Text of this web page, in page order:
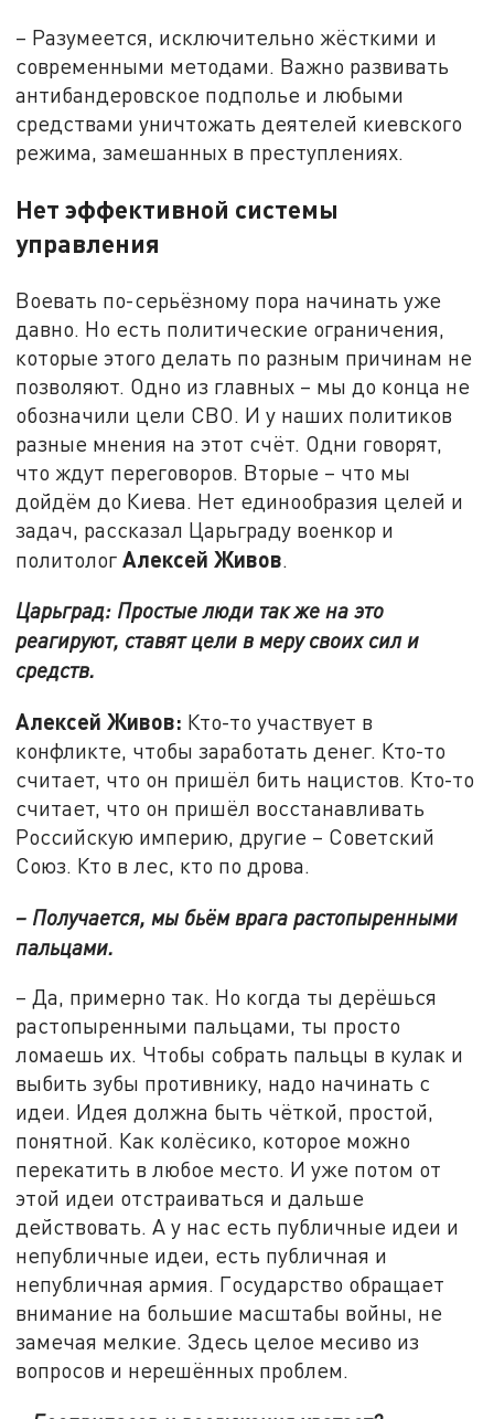
– Разумеется, исключительно жёсткими и
современными методами. Важно развивать
антибандеровское подполье и любыми
средствами уничтожать деятелей киевского
режима, замешанных в преступлениях.
Нет эффективной системы
управления
Воевать по-серьёзному пора начинать уже
давно. Но есть политические ограничения,
которые этого делать по разным причинам не
позволяют. Одно из главных – мы до конца не
обозначили цели СВО. И у наших политиков
разные мнения на этот счёт. Одни говорят,
что ждут переговоров. Вторые – что мы
дойдём до Киева. Нет единообразия целей и
задач, рассказал Царьграду военкор и
политологАлексей Живов.
Царьград: Простые люди так же на это
реагируют, ставят цели в меру своих сил и
средств.
Алексей Живов: Кто-то участвует в
конфликте, чтобы заработать денег. Кто-то
считает, что он пришёл бить нацистов. Кто-то
считает, что он пришёл восстанавливать
Российскую империю, другие – Советский
Союз. Кто в лес, кто по дрова.
– Получается, мы бьём врага растопыренными
пальцами.
– Да, примерно так. Но когда ты дерёшься
растопыренными пальцами, ты просто
ломаешь их. Чтобы собрать пальцы в кулак и
выбить зубы противнику, надо начинать с
идеи. Идея должна быть чёткой, простой,
понятной. Как колёсико, которое можно
перекатить в любое место. И уже потом от
этой идеи отстраиваться и дальше
действовать. А у нас есть публичные идеи и
непубличные идеи, есть публичная и
непубличная армия. Государство обращает
внимание на большие масштабы войны, не
замечая мелкие. Здесь целое месиво из
вопросов и нерешённых проблем.